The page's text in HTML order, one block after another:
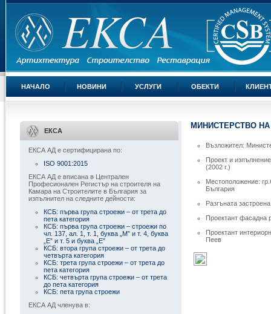
НАЧАЛО НОВИНИ УСЛУГИ ОБЕКТИ
ЕКСА
ЕКСА АД е сертифицирана по:
ISO 9001:2015
ЕКСА АД е вписана в Централен
Професионален Регистър на строителя на
Камара на Строителите в България за
изпълнител на следните дейности:
КСБ: първа група строежи – от трета до
пета категория
КСБ: първа група строежи – строежи по
чл. 137, ал. 1, т. 1, буква „М” и т. 4, буква
„Е” и т. 5 и буква „Е”
КСБ: втора група строежи – от трета до
четвърта категория
КСБ: трета група строежи – от трета до
пета категория
КСБ: четвърта група строежи – от трета
до пета категория
КСБ: пета група строежи
ЕКСА АД членува в:
МИНИСТЕРСТВО
Възложител:
Проект и
(2002 г.)
Местоположение:
България
Разгъната
Проектант фасадна
Проектант
Пеев